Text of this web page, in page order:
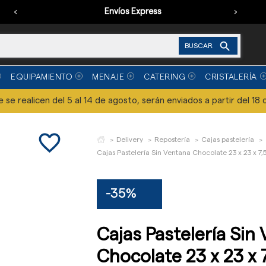
Envíos Express
‹ ›
BUSCAR 
EQUIPAMIENTO MENAJE CATERING CRISTALERÍA
se realicen del 5 al 14 de agosto, serán enviados a partir del
favorite_border Delivery Repostería
Cajas pastelería
Cajas Pastelería Sin Ventana Chocolate 23 x 23 x
-35%
Cajas Pastelería Sin
Chocolate 23 x 23 x